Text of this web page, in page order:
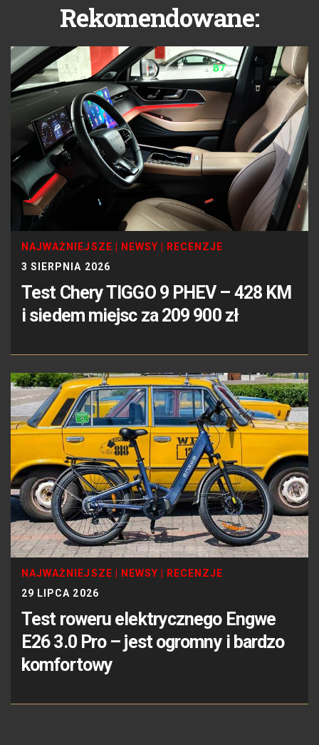
Rekomendowane:
NAJWAŻNIEJSZE NEWSY
RECENZJE
3 SIERPNIA 2026
Test Chery TIGGO 9 PHEV – 428 KM
i siedem miejsc za 209 900 zł
NAJWAŻNIEJSZE NEWSY
RECENZJE
29 LIPCA 2026
Test roweru elektrycznego Engwe
E26 3.0 Pro – jest ogromny i bardzo
komfortowy